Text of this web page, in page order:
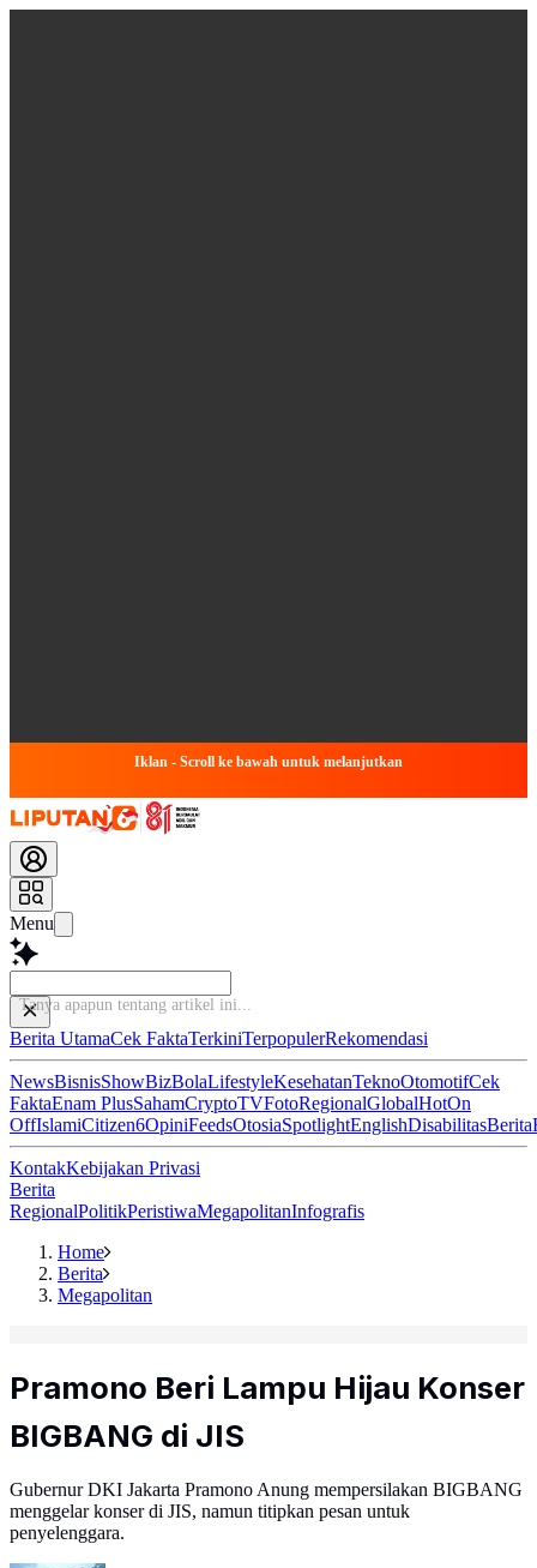
Iklan - Scroll ke bawah untuk melanjutkan
Menu
Berita UtamaCek FaktaTerkiniTerpopulerRekomendasi
NewsBisnisShowBizBolaLifestyleKesehatanTeknoOtomotifCek
FaktaEnam PlusSahamCryptoTVFotoRegionalGlobalHotOn
OffIslamiCitizen6OpiniFeedsOtosiaSpotlightEnglishDisabilitasBerita
KontakKebijakan Privasi
Berita
RegionalPolitikPeristiwaMegapolitanInfografis
Home
Berita
Megapolitan
Pramono Beri Lampu Hijau Konser
BIGBANG di JIS
Gubernur DKI Jakarta Pramono Anung mempersilakan BIGBANG
menggelar konser di JIS, namun titipkan pesan untuk
penyelenggara.